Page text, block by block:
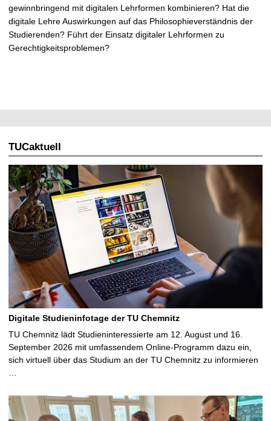
gewinnbringend mit digitalen Lehrformen kombinieren? Hat die
digitale Lehre Auswirkungen auf das Philosophieverständnis der
Studierenden? Führt der Einsatz digitaler Lehrformen zu
Gerechtigkeitsproblemen?
TUCaktuell
Digitale Studieninfotage der TU Chemnitz
TU Chemnitz lädt Studieninteressierte am 12. August und 16.
September 2026 mit umfassendem Online-Programm dazu ein,
sich virtuell über das Studium an der TU Chemnitz zu informieren